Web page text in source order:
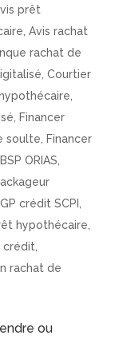
prêt
,Avis rachat
rachat de
,Courtier
Financer
soulte
Financer
ORIAS
crédit SCPI
hypothécaire
crédit
rachat de
ou